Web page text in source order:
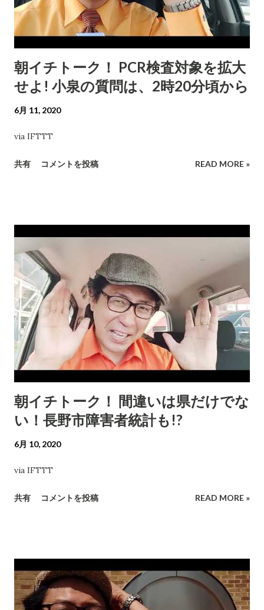
朝イチトーク！ PCR検査対象を拡大
せよ! 小泉の質問は、2時20分頃から
6月 11, 2020
via IFTTT
共有 コメントを投稿 READ MORE »
朝イチトーク！ 間違いは県だけでな
い！長野市障害者統計も!?
6月 10, 2020
via IFTTT
共有 コメントを投稿 READ MORE »